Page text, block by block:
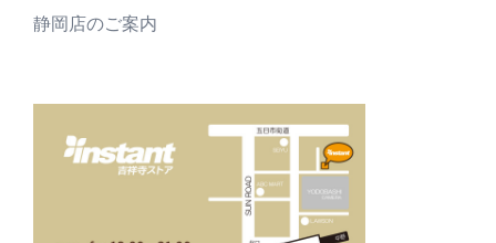
静岡店のご案内